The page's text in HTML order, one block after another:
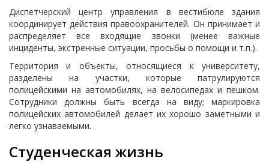
Диспетчерский центр управления в вестибюле здания
координирует действия правоохранителей. Он принимает и
распределяет все входящие звонки (менее важные
инциденты, экстренные ситуации, просьбы о помощи и т.п.).
Территория и объекты, относящиеся к университету,
разделены на участки, которые патрулируются
полицейскими на автомобилях, на велосипедах и пешком.
Сотрудники должны быть всегда на виду; маркировка
полицейских автомобилей делает их хорошо заметными и
легко узнаваемыми.
Студенческая жизнь